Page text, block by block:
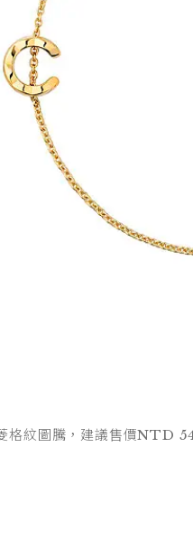
格紋圖騰，建議售價NTD